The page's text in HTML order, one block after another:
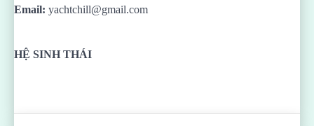
Email: yachtchill@gmail.com
HỆ SINH THÁI